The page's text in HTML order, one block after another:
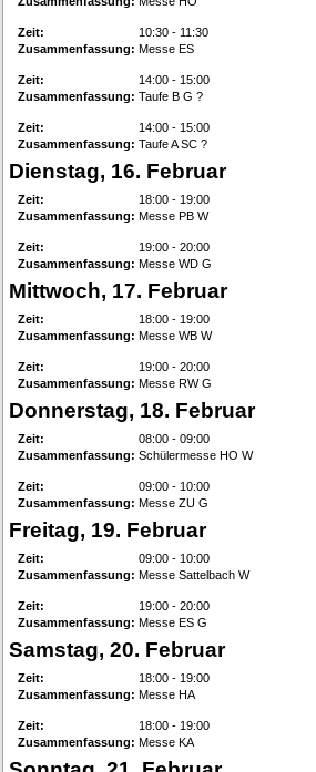
Zeit:
10:30 - 11:30
Zusammenfassung: Messe ES
Zeit:
14:00 - 15:00
Zusammenfassung: Taufe B G ?
Zeit:
14:00 - 15:00
Zusammenfassung: Taufe A SC ?
Dienstag, 16. Februar
Zeit:
18:00 - 19:00
Zusammenfassung: Messe PB W
Zeit:
19:00 - 20:00
Zusammenfassung: Messe WD G
Mittwoch, 17. Februar
Zeit:
18:00 - 19:00
Zusammenfassung: Messe WB W
Zeit:
19:00 - 20:00
Zusammenfassung: Messe RW G
Donnerstag, 18. Februar
Zeit:
08:00 - 09:00
Zusammenfassung: Schülermesse HO W
Zeit:
09:00 - 10:00
Zusammenfassung: Messe ZU G
Freitag, 19. Februar
Zeit:
09:00 - 10:00
Zusammenfassung: Messe Sattelbach W
Zeit:
19:00 - 20:00
Zusammenfassung: Messe ES G
Samstag, 20. Februar
Zeit:
18:00 - 19:00
Zusammenfassung: Messe HA
Zeit:
18:00 - 19:00
Zusammenfassung: Messe KA